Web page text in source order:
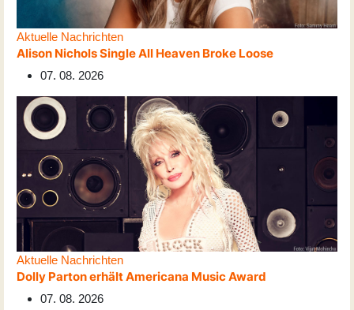
Aktuelle Nachrichten
Alison Nichols Single All Heaven Broke Loose
07. 08. 2026
Aktuelle Nachrichten
Dolly Parton erhält Americana Music Award
07. 08. 2026